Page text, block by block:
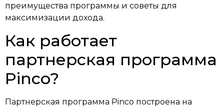
преимущества программы и советы для
максимизации дохода.
Как работает
партнерская программа
Pinco?
Партнерская программа Pinco построена на